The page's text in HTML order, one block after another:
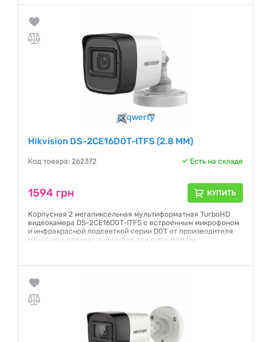
Гарантия:12 месяцев
Hikvision DS-2CE16D0T-ITFS (2.8 ММ)
Код товара: 262372 Есть на складе
1594 грн КУПИТЬ
Корпусная 2 мегапиксельная мультиформатная TurboHD
видеокамера DS-2CE16D0T-ITFS с встроенным микрофоном
и инфракрасной подсветкой серии D0T от производителя
Hikvision – прекрасный выбор для организации